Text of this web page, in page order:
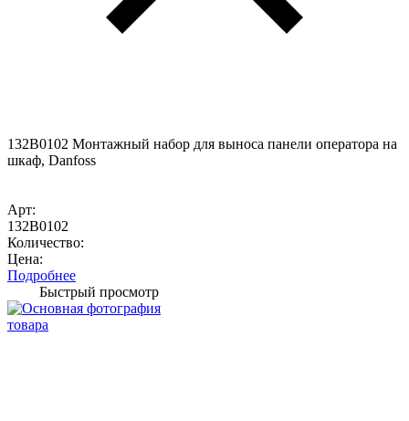
132B0102 Монтажный набор для выноса панели оператора на
шкаф, Danfoss
Арт:
132B0102
Количество:
Цена:
Подробнее
Быстрый просмотр